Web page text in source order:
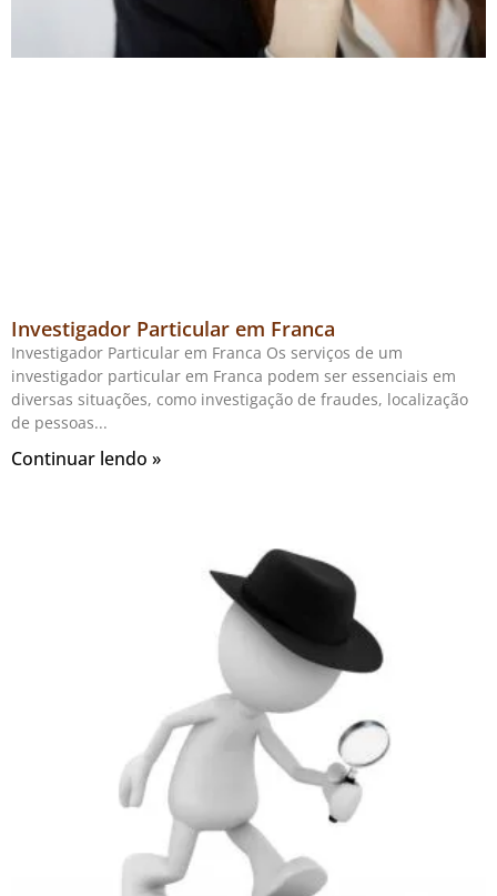
Investigador Particular em Franca
Investigador Particular em Franca Os serviços de um
investigador particular em Franca podem ser essenciais em
diversas situações, como investigação de fraudes, localização
de pessoas
Continuar lendo »